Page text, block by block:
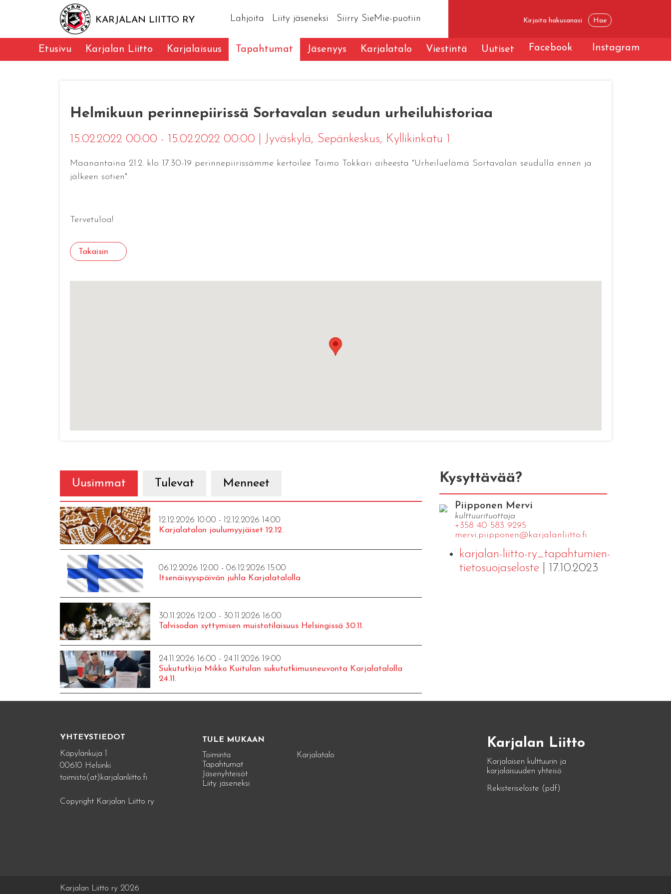
KARJALAN LIITTO RY Lahjoita Liity jäseneksi Siirry SieMie-puotiin
Etusivu Karjalan Liitto Karjalaisuus Tapahtumat Jäsenyys Karjalatalo Viestintä Uutiset Facebook Instagram
Helmikuun perinnepiirissä Sortavalan seudun urheiluhistoriaa
15.02.2022 00:00 - 15.02.2022 00:00 Jyväskylä, Sepänkeskus, Kyllikinkatu 1
Maanantaina 21.2. klo 17.30-19 perinnepiirissämme kertoilee Taimo Tokkari aiheesta "Urheiluelämä Sortavalan seudulla ennen ja
jälkeen sotien".
Tervetuloa!
Takaisin
Uusimmat Tulevat Menneet
12.12.2026 10:00 - 12.12.2026 14:00
Karjalatalon joulumyyjäiset 12.12.
06.12.2026 12:00 - 06.12.2026 15:00
Itsenäisyyspäivän juhla Karjalatalolla
30.11.2026 12:00 - 30.11.2026 16:00
Talvisodan syttymisen muistotilaisuus Helsingissä 30.11.
24.11.2026 16:00 - 24.11.2026 19:00
Sukututkija Mikko Kuitulan sukututkimusneuvonta Karjalatalolla
24.11.
Kysyttävää?
Piipponen Mervi
kulttuurituottaja
+358 40 583 9295
mervi.​piipponen@​kar​jala​nlii​tto.​fi
karjalan-liitto-ry_tapahtumien-
tietosuojaseloste| 17.10.2023
YHTEYSTIEDOT
Käpylänkuja 1
00610 Helsinki
toimisto(at)karjalanliitto.fi
Copyright Karjalan Liitto ry
TULE MUKAAN
Toiminta
Tapahtumat
Jäsenyhteisöt
Liity jäseneksi
Karjalatalo
Karjalan Liitto
Karjalaisen kulttuurin ja
karjalaisuuden yhteisö
Rekisteriseloste (pdf)
Karjalan Liitto ry 2026